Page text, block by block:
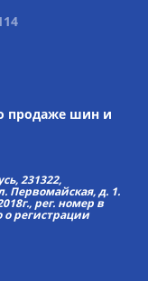
продаже шин и
231322,
Первомайская, д. 1.
рег. номер в
о регистрации